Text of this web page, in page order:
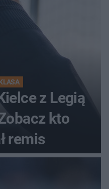
z Legią
kto
remis